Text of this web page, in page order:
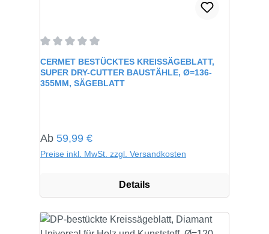
Durchschnittliche Bewertung von 0 von 5 Sternen
CERMET BESTÜCKTES KREISSÄGEBLATT,
SUPER DRY-CUTTER BAUSTÄHLE, Ø=136-
355MM, SÄGEBLATT
Regulärer Preis:
Ab 59,99 €
Preise inkl. MwSt. zzgl. Versandkosten
Details